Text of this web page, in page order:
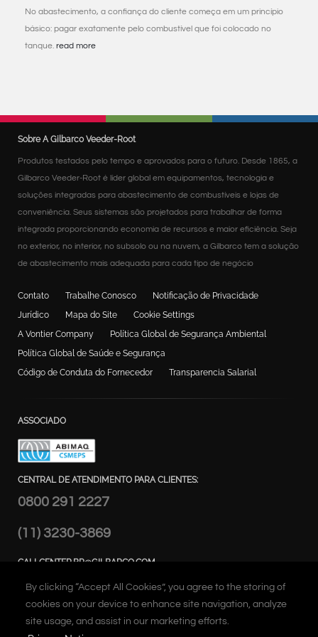
By clicking “Accept All Cookies”, you agree to the storing of
cookies on your device to enhance site navigation, analyze
site usage, and assist in our marketing efforts.
No abastecimento, a confiança do cliente começa em um princípio
básico: pagar exatamente pelo combustível que foi colocado no
tanque. read more
Sobre A Gilbarco Veeder-Root
Produtos testados pelo tempo e aprovados para o futuro. Desde 1865, a
Gilbarco Veeder-Root é líder global em equipamentos, tecnologia e
soluções integradas para abastecimento de combustíveis e lojas de
conveniência. Seus sistemas são projetados para trabalhar de forma
integrada proporcionando economia de recursos e maior eficiência. Seja
no exterior, no interior, no subsolo ou na nuvem, a Gilbarco tem a solução
de abastecimento mais adequada para cada tipo de negócio
Contato Trabalhe Conosco
Notificação de Privacidade
Jurídico
Mapa do Site
Cookie Settings
A Vontier Company
Política Global de Segurança Ambiental
Política Global de Saúde e Segurança
Código de Conduta do Fornecedor
Transparencia Salarial
ASSOCIADO
CENTRAL DE ATENDIMENTO PARA CLIENTES:
0800 291 2227
(11) 3230-3869
CALLCENTER.BR@GILBARCO.COM
ENDEREÇO:
Alameda Caiapós, 173 - Tamboré,
Barueri – SP Brasil